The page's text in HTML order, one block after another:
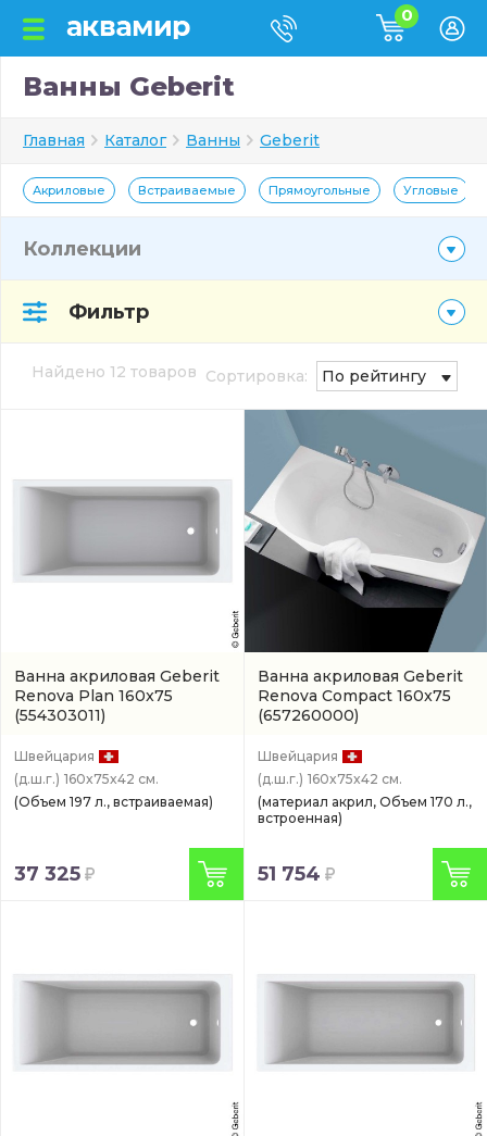
0
Ванны Geberit
Главная Каталог Ванны Geberit
Акриловые Встраиваемые Прямоугольные Угловые
Коллекции
Фильтр
Найдено 12 товаров Сортировка: По рейтингу
Ванна акриловая Geberit
Renova Plan 160x75
(554303011)
Швейцария
(д.ш.г.) 160x75x42 см.
(Объем 197 л., встраиваемая)
37 325
Ванна акриловая Geberit
Renova Compact 160x75
(657260000)
Швейцария
(д.ш.г.) 160x75x42 см.
(материал акрил, Объем 170 л.,
встроенная)
51 754